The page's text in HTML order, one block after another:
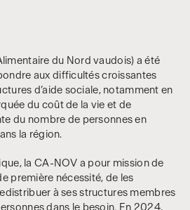
du Nord vaudois) a été
aux difficultés croissantes
d’aide sociale, notamment en
du coût de la vie et de
du nombre de personnes en
la région.
la CA-NOV a pour mission de
première nécessité, de les
à ses structures membres
dans le besoin. En 2024,